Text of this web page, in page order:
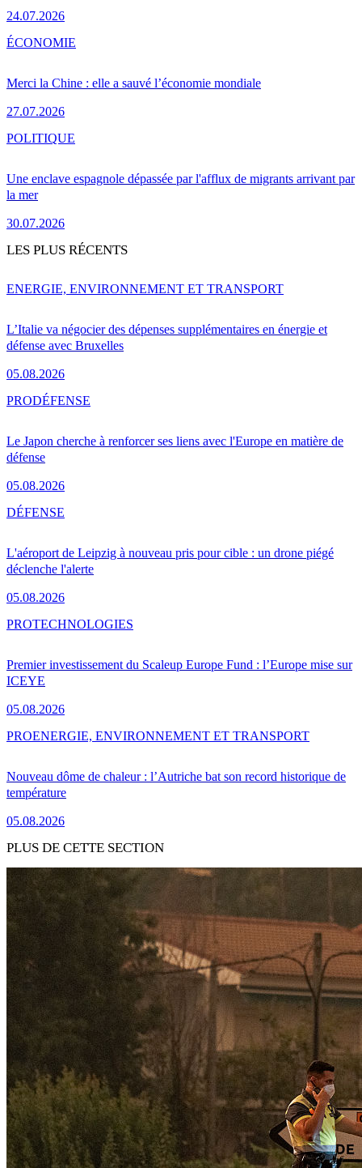
24.07.2026
Merci la Chine : elle a sauvé l’économie mondiale
27.07.2026
ÉCONOMIE
Une enclave espagnole dépassée par l'afflux de migrants arrivant par
la mer
30.07.2026
POLITIQUE
LES PLUS RÉCENTS
L’Italie va négocier des dépenses supplémentaires en énergie et
défense avec Bruxelles
05.08.2026
ENERGIE, ENVIRONNEMENT ET TRANSPORT
Le Japon cherche à renforcer ses liens avec l'Europe en matière de
défense
05.08.2026
PRODÉFENSE
L'aéroport de Leipzig à nouveau pris pour cible : un drone piégé
déclenche l'alerte
05.08.2026
DÉFENSE
Premier investissement du Scaleup Europe Fund : l’Europe mise sur
ICEYE
05.08.2026
PROTECHNOLOGIES
Nouveau dôme de chaleur : l’Autriche bat son record historique de
température
05.08.2026
PROENERGIE, ENVIRONNEMENT ET TRANSPORT
PLUS DE CETTE SECTION